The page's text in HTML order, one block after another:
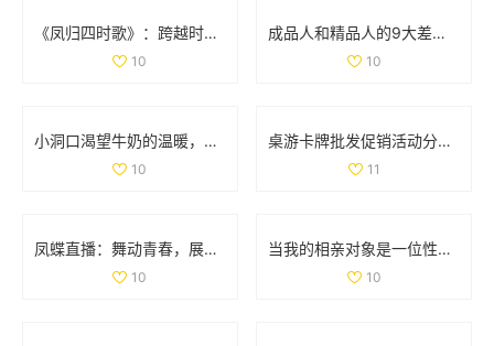
《凤归四时歌》：跨越时空的爱情传奇与古风魅力
10
成品人和精品人的9大差异解析，揭示更深层次的发展哲学
10
小洞口渴望牛奶的温暖，满足它的小心愿
10
桌游卡牌批发促销活动分析及产地货源信息介绍
11
凤蝶直播：舞动青春，展现魅力人生的全新平台
10
当我的相亲对象是一位性格强硬的学生时，我该如何应对
10